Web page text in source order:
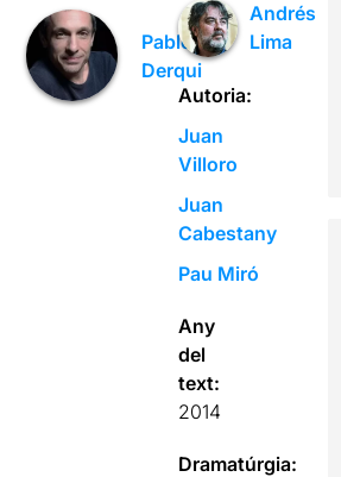
Pablo
Derqui
Andrés
Lima
Autoria:
Juan
Villoro
Juan
Cabestany
Pau Miró
Any
del
text:
2014
Dramatúrgia: